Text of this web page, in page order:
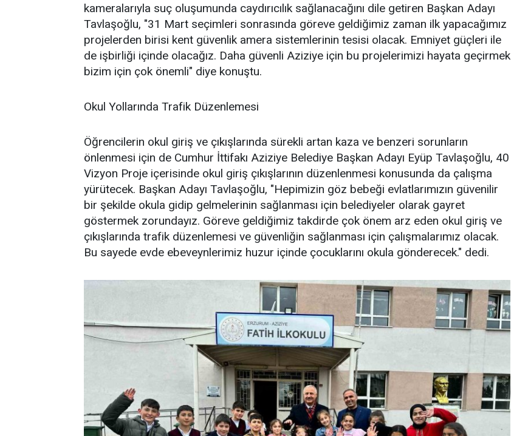
kameralarıyla suç oluşumunda caydırıcılık sağlanacağını dile getiren Başkan Adayı
Tavlaşoğlu, "31 Mart seçimleri sonrasında göreve geldiğimiz zaman ilk yapacağımız
projelerden birisi kent güvenlik amera sistemlerinin tesisi olacak. Emniyet güçleri ile
de işbirliği içinde olacağız. Daha güvenli Aziziye için bu projelerimizi hayata geçirmek
bizim için çok önemli" diye konuştu.
Okul Yollarında Trafik Düzenlemesi
Öğrencilerin okul giriş ve çıkışlarında sürekli artan kaza ve benzeri sorunların
önlenmesi için de Cumhur İttifakı Aziziye Belediye Başkan Adayı Eyüp Tavlaşoğlu, 40
Vizyon Proje içerisinde okul giriş çıkışlarının düzenlenmesi konusunda da çalışma
yürütecek. Başkan Adayı Tavlaşoğlu, "Hepimizin göz bebeği evlatlarımızın güvenilir
bir şekilde okula gidip gelmelerinin sağlanması için belediyeler olarak gayret
göstermek zorundayız. Göreve geldiğimiz takdirde çok önem arz eden okul giriş ve
çıkışlarında trafik düzenlemesi ve güvenliğin sağlanması için çalışmalarımız olacak.
Bu sayede evde ebeveynlerimiz huzur içinde çocuklarını okula gönderecek." dedi.